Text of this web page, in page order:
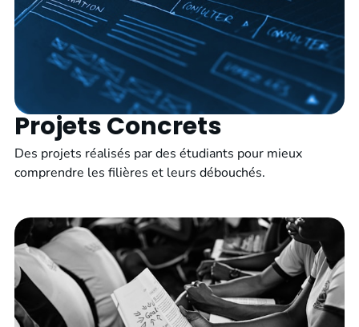
Projets Concrets
Des projets réalisés par des étudiants pour mieux
comprendre les filières et leurs débouchés.